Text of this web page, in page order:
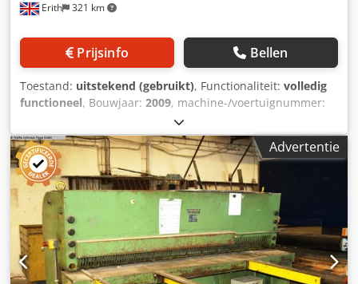
Erith 321 km
Prijsinfo Bellen
Toestand: uitstekend (gebruikt), Functionaliteit: volledig
functioneel, Bouwjaar: 2009, machine-/voertuignummer:
, MACHINE SPECIFICATIES Maximale snijdikte 1,5
mm Maximale snijlengte 1030 mm Afschuivingshoek 3
graden Werkdruk 7 tot 10 bar Afmetingen (L x B x H) 1380
mm x 1210 mm x 1300 mm Geschat gewicht 195 kg DE
MACHINE IS VOORZIEN VAN: Afkortarm Dkedpszia Nzofx
Aixor Achterbescherming Voetschakelaar met kabel
Advertentie